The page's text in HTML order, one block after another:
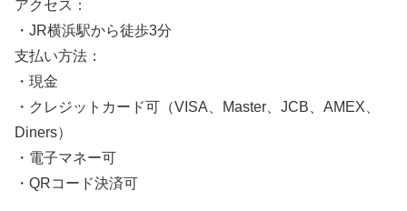
アクセス：
・JR横浜駅から徒歩3分
支払い方法：
・現金
・クレジットカード可（VISA、Master、JCB、AMEX、
Diners）
・電子マネー可
・QRコード決済可